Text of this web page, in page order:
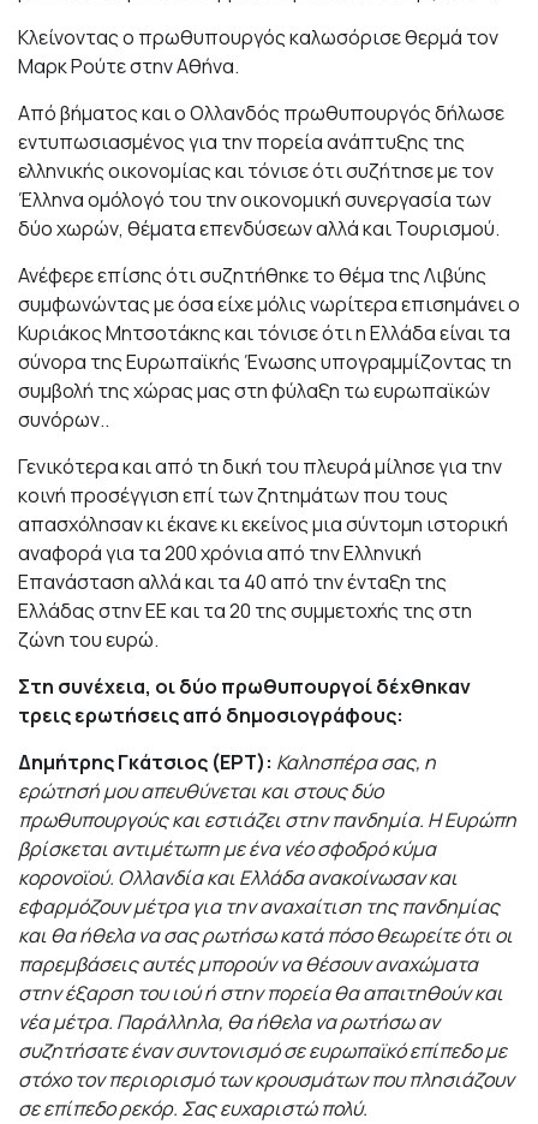
Κλείνοντας ο πρωθυπουργός καλωσόρισε θερμά τον
Μαρκ Ρούτε στην Αθήνα.
Από βήματος και ο Ολλανδός πρωθυπουργός δήλωσε
εντυπωσιασμένος για την πορεία ανάπτυξης της
ελληνικής οικονομίας και τόνισε ότι συζήτησε με τον
Έλληνα ομόλογό του την οικονομική συνεργασία των
δύο χωρών, θέματα επενδύσεων αλλά και Τουρισμού.
Ανέφερε επίσης ότι συζητήθηκε το θέμα της Λιβύης
συμφωνώντας με όσα είχε μόλις νωρίτερα επισημάνει ο
Κυριάκος Μητσοτάκης και τόνισε ότι η Ελλάδα είναι τα
σύνορα της Ευρωπαϊκής Ένωσης υπογραμμίζοντας τη
συμβολή της χώρας μας στη φύλαξη τω ευρωπαϊκών
συνόρων..
Γενικότερα και από τη δική του πλευρά μίλησε για την
κοινή προσέγγιση επί των ζητημάτων που τους
απασχόλησαν κι έκανε κι εκείνος μια σύντομη ιστορική
αναφορά για τα 200 χρόνια από την Ελληνική
Επανάσταση αλλά και τα 40 από την ένταξη της
Ελλάδας στην ΕΕ και τα 20 της συμμετοχής της στη
ζώνη του ευρώ.
Στη συνέχεια, οι δύο πρωθυπουργοί δέχθηκαν
τρεις ερωτήσεις από δημοσιογράφους:
Δημήτρης Γκάτσιος (ΕΡΤ): Καλησπέρα σας, η
ερώτησή μου απευθύνεται και στους δύο
πρωθυπουργούς και εστιάζει στην πανδημία. Η Ευρώπη
βρίσκεται αντιμέτωπη με ένα νέο σφοδρό κύμα
κορονοϊού. Ολλανδία και Ελλάδα ανακοίνωσαν και
εφαρμόζουν μέτρα για την αναχαίτιση της πανδημίας
και θα ήθελα να σας ρωτήσω κατά πόσο θεωρείτε ότι οι
παρεμβάσεις αυτές μπορούν να θέσουν αναχώματα
στην έξαρση του ιού ή στην πορεία θα απαιτηθούν και
νέα μέτρα. Παράλληλα, θα ήθελα να ρωτήσω αν
συζητήσατε έναν συντονισμό σε ευρωπαϊκό επίπεδο με
στόχο τον περιορισμό των κρουσμάτων που πλησιάζουν
σε επίπεδο ρεκόρ. Σας ευχαριστώ πολύ.